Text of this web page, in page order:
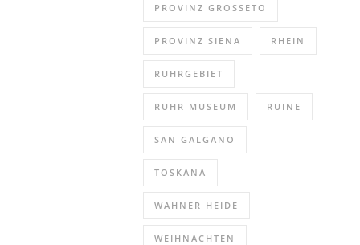
PROVINZ GROSSETO
PROVINZ SIENA RHEIN
RUHRGEBIET
RUHR MUSEUM RUINE
SAN GALGANO
TOSKANA
WAHNER HEIDE
WEIHNACHTEN